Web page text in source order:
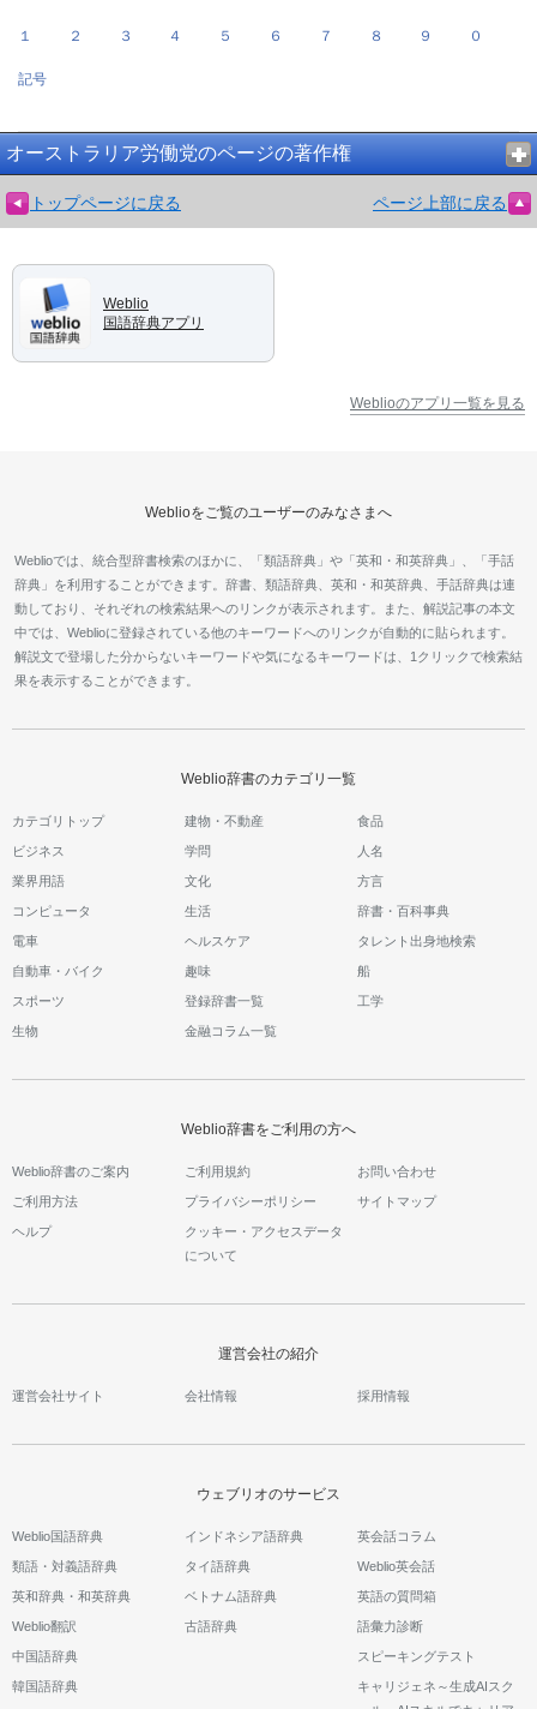
１ ２ ３ ４ ５ ６ ７ ８ ９ ０
記号
オーストラリア労働党のページの著作権
トップページに戻る ページ上部に戻る
Weblio
国語辞典アプリ
Weblioのアプリ一覧を見る
Weblioをご覧のユーザーのみなさまへ
Weblioでは、統合型辞書検索のほかに、「類語辞典」や「英和・和英辞典」、「手話
辞典」を利用することができます。辞書、類語辞典、英和・和英辞典、手話辞典は連
動しており、それぞれの検索結果へのリンクが表示されます。また、解説記事の本文
中では、Weblioに登録されている他のキーワードへのリンクが自動的に貼られます。
解説文で登場した分からないキーワードや気になるキーワードは、1クリックで検索結
果を表示することができます。
Weblio辞書のカテゴリ一覧
カテゴリトップ 建物・不動産 食品
ビジネス 学問 人名
業界用語 文化 方言
コンピュータ 生活 辞書・百科事典
電車 ヘルスケア タレント出身地検索
自動車・バイク 趣味 船
スポーツ 登録辞書一覧 工学
生物 金融コラム一覧
Weblio辞書をご利用の方へ
Weblio辞書のご案内 ご利用規約 お問い合わせ
ご利用方法 プライバシーポリシー サイトマップ
ヘルプ
クッキー・アクセスデータ
について
運営会社の紹介
運営会社サイト 会社情報 採用情報
ウェブリオのサービス
Weblio国語辞典
類語・対義語辞典
英和辞典・和英辞典
Weblio翻訳
中国語辞典
韓国語辞典
インドネシア語辞典
タイ語辞典
ベトナム語辞典
古語辞典
英会話コラム
Weblio英会話
英語の質問箱
語彙力診断
スピーキングテスト
キャリジェネ～生成AIスク